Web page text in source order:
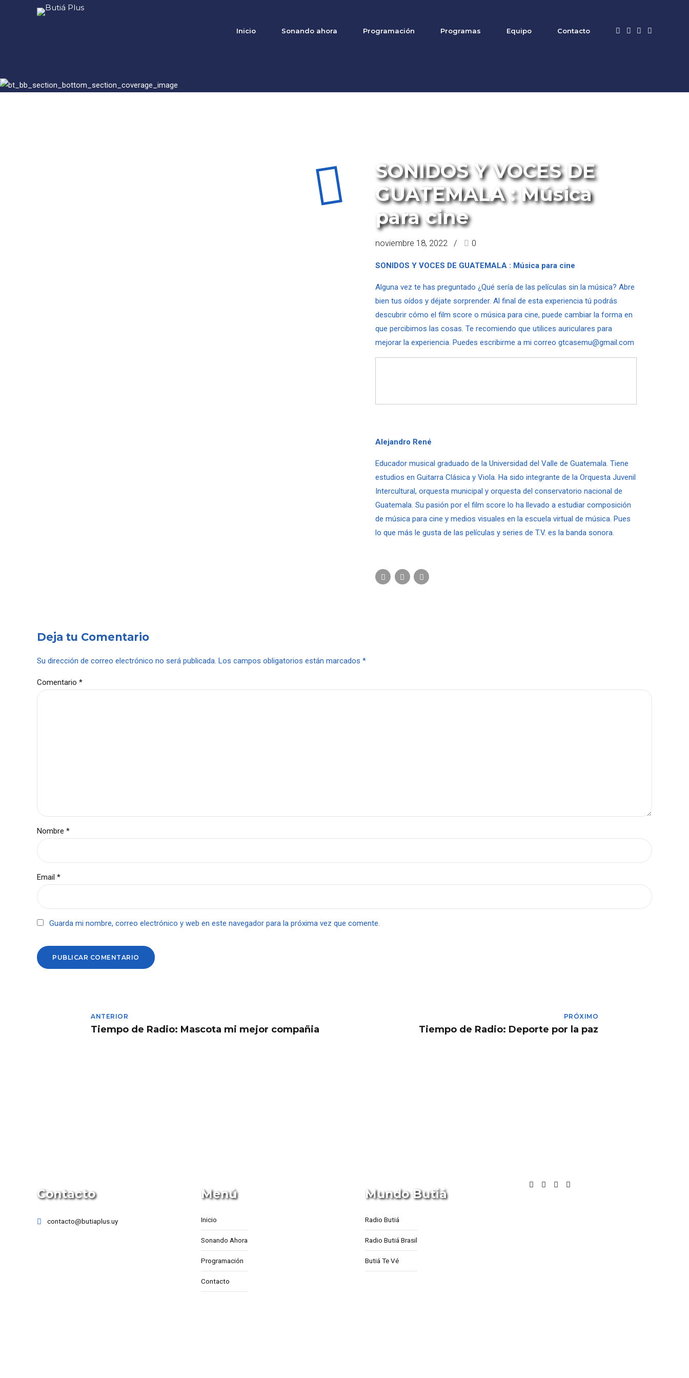
Inicio Sonando ahora Programación Programas Equipo Contacto
SONIDOS Y VOCES DE
GUATEMALA : Música
para cine
noviembre 18, 2022 0
SONIDOS Y VOCES DE GUATEMALA : Música para cine
Alguna vez te has preguntado ¿Qué sería de las películas sin la música? Abre
bien tus oídos y déjate sorprender. Al final de esta experiencia tú podrás
descubrir cómo el film score o música para cine, puede cambiar la forma en
que percibimos las cosas. Te recomiendo que utilices auriculares para
mejorar la experiencia. Puedes escribirme a mi correo gtcasemu@gmail.com
Alejandro René
Educador musical graduado de la Universidad del Valle de Guatemala. Tiene
estudios en Guitarra Clásica y Viola. Ha sido integrante de la Orquesta Juvenil
Intercultural, orquesta municipal y orquesta del conservatorio nacional de
Guatemala. Su pasión por el film score lo ha llevado a estudiar composición
de música para cine y medios visuales en la escuela virtual de música. Pues
lo que más le gusta de las películas y series de T.V. es la banda sonora.
Deja tu Comentario
Su dirección de correo electrónico no será publicada. Los campos obligatorios están marcados *
Comentario *
Nombre *
Email *
Guarda mi nombre, correo electrónico y web en este navegador para la próxima vez que comente.
PUBLICAR COMENTARIO
ANTERIOR
Tiempo de Radio: Mascota mi mejor compañia
PRÓXIMO
Tiempo de Radio: Deporte por la paz
Contacto
contacto@butiaplus.uy
Menú
Inicio
Sonando Ahora
Programación
Contacto
Mundo Butiá
Radio Butiá
Radio Butiá Brasil
Butiá Te Vé